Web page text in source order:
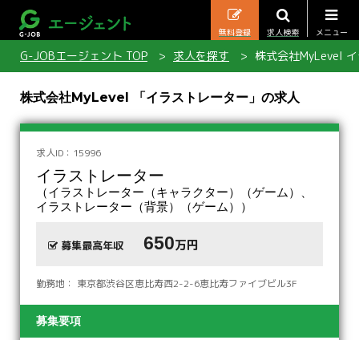
メニュー
求人検索
無料登録
G-JOBエージェント TOP 求人を探す 株式会社MyLevel
株式会社MyLevel 「イラストレーター」の求人
求人ID：15996
イラストレーター
（イラストレーター（キャラクター）（ゲーム）、
イラストレーター（背景）（ゲーム））
募集最高年収 650万円
勤務地： 東京都渋谷区恵比寿西2-2-6恵比寿ファイブビル3F
募集要項